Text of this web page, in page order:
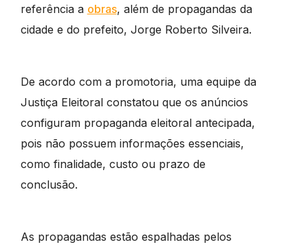
referência a obras, além de propagandas da
cidade e do prefeito, Jorge Roberto Silveira.
De acordo com a promotoria, uma equipe da
Justiça Eleitoral constatou que os anúncios
configuram propaganda eleitoral antecipada,
pois não possuem informações essenciais,
como finalidade, custo ou prazo de
conclusão.
As propagandas estão espalhadas pelos